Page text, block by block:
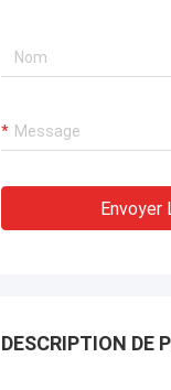
Envoyer
DESCRIPTION DE